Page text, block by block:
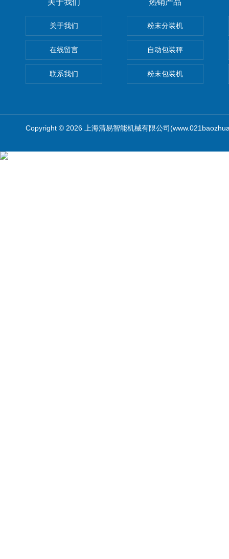
关于我们
关于我们
在线留言
联系我们
热销产品
粉末分装机
自动包装秤
粉末包装机
Copyright © 2026 上海清易智能机械有限公司